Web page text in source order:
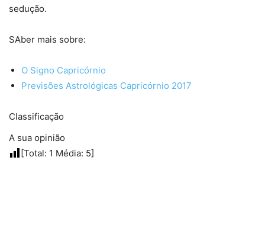
sedução.
SAber mais sobre:
O Signo Capricórnio
Previsões Astrológicas Capricórnio 2017
Classificação
A sua opinião
[Total: 1 Média: 5]